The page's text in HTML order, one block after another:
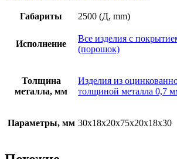
Габариты 2500 (Д, mm)
Исполнение
Все изделия с
(порошок)
Толщина
металла, мм
Изделия из
толщиной металла 0,7
Параметры, мм 30х18х20х75х20х18х30